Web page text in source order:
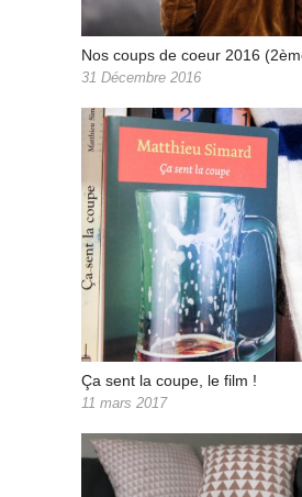
Nos coups de coeur 2016
31 Décembre 2016
Ça sent la coupe, le film !
11 mars 2017